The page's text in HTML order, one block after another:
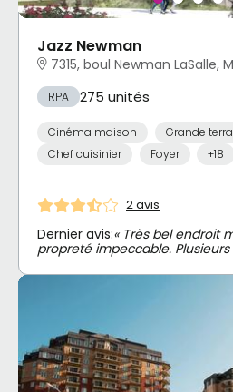
Jazz Newman
7315, boul Newman LaSalle,
RPA 275 unités
Cinéma maison
Grande
Chef cuisinier
Foyer +18
2 avis
Dernier avis:« Très bel endroit
propreté impeccable.